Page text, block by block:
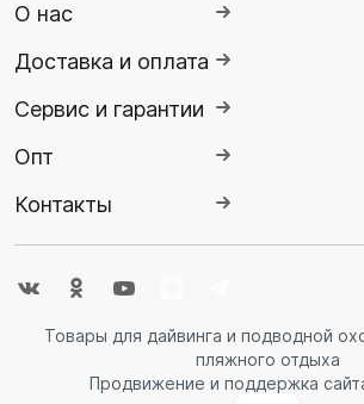
О нас
Доставка и оплата
Сервис и гарантии
Опт
Контакты
Товары для дайвинга и подводной
пляжного отдыха
Продвижение и поддержка